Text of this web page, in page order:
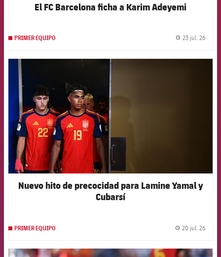
El FC Barcelona ficha a Karim Adeyemi
PRIMER EQUIPO 23 jul. 26
FCB Barcelona badge
Nuevo hito de precocidad para Lamine Yamal y
Cubarsí
PRIMER EQUIPO 20 jul. 26
FCB Barcelona badge